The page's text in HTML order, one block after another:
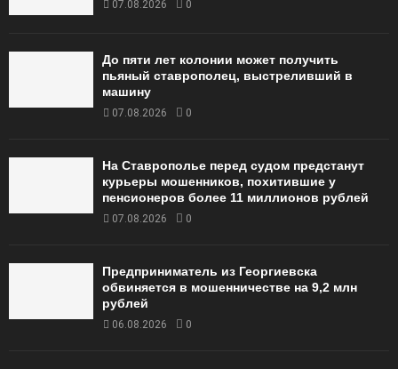
07.08.2026 0
До пяти лет колонии может получить
пьяный ставрополец, выстреливший в
машину
07.08.2026 0
На Ставрополье перед судом предстанут
курьеры мошенников, похитившие у
пенсионеров более 11 миллионов рублей
07.08.2026 0
Предприниматель из Георгиевска
обвиняется в мошенничестве на 9,2 млн
рублей
06.08.2026 0